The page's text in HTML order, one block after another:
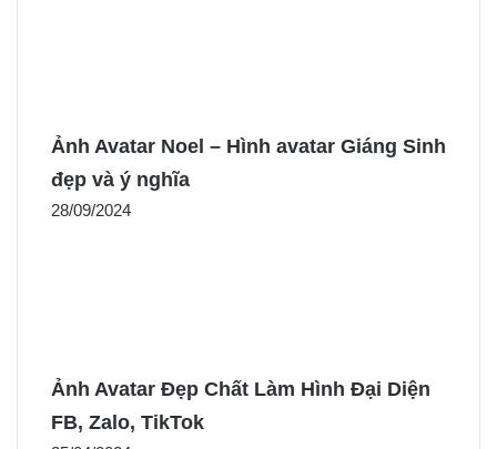
Ảnh Avatar Noel – Hình avatar Giáng Sinh
đẹp và ý nghĩa
28/09/2024
Ảnh Avatar Đẹp Chất Làm Hình Đại Diện
FB, Zalo, TikTok